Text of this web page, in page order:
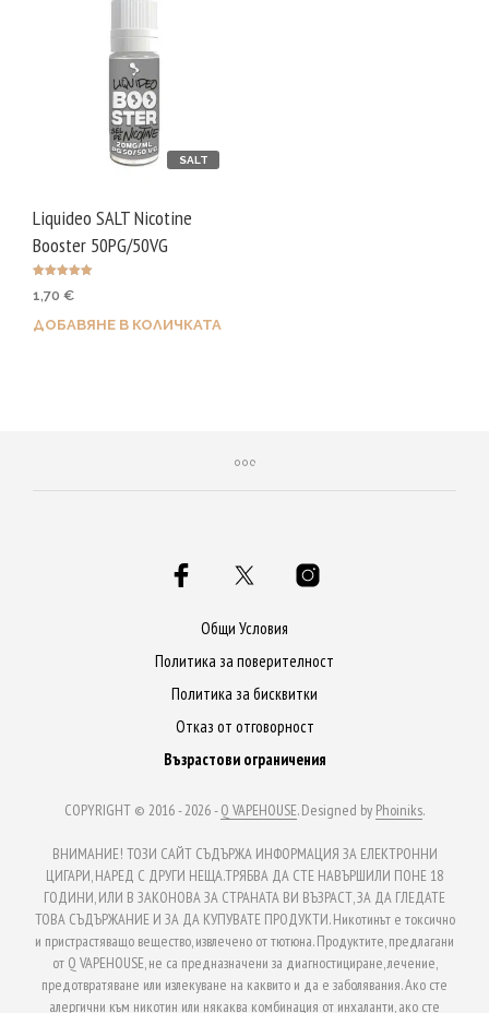
SALT
Liquideo SALT Nicotine
Booster 50PG/50VG
5.00
1,70 €
ДОБАВЯНЕ В КОЛИЧКАТА
Общи Условия
Политика за поверителност
Политика за бисквитки
Отказ от отговорност
Възрастови ограничения
COPYRIGHT © 2016 - 2026 -Q VAPEHOUSE. Designed by Phoiniks.
ВНИМАНИЕ! ТОЗИ САЙТ СЪДЪРЖА ИНФОРМАЦИЯ ЗА ЕЛЕКТРОННИ
ЦИГАРИ, НАРЕД С ДРУГИ НЕЩА.ТРЯБВА ДА СТЕ НАВЪРШИЛИ ПОНЕ 18
ГОДИНИ, ИЛИ В ЗАКОНОВА ЗА СТРАНАТА ВИ ВЪЗРАСТ, ЗА ДА ГЛЕДАТЕ
ТОВА СЪДЪРЖАНИЕ И ЗА ДА КУПУВАТЕ ПРОДУКТИ. Никотинът е токсично
и пристрастяващо вещество, извлечено от тютюна. Продуктите, предлагани
от Q VAPEHOUSE, не са предназначени за диагностициране, лечение,
предотвратяване или излекуване на каквито и да е заболявания. Ако сте
алергични към никотин или някаква комбинация от инхаланти, ако сте